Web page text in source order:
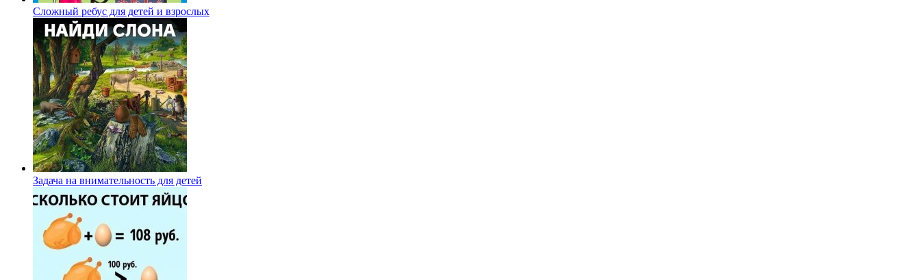
Сложный ребус для детей и взрослых
Задача на внимательность для детей